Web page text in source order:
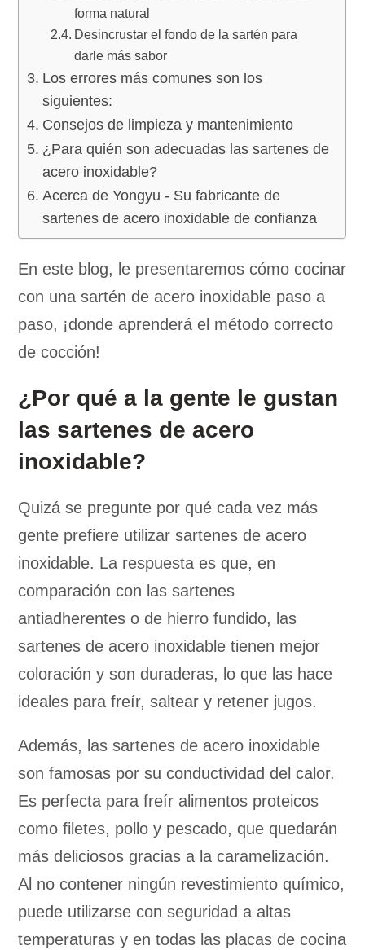
forma natural
Desincrustar el fondo de la sartén para
darle más sabor
Los errores más comunes son los
siguientes:
Consejos de limpieza y mantenimiento
¿Para quién son adecuadas las sartenes de
acero inoxidable?
Acerca de Yongyu - Su fabricante de
sartenes de acero inoxidable de confianza
En este blog, le presentaremos cómo cocinar
con una sartén de acero inoxidable paso a
paso, ¡donde aprenderá el método correcto
de cocción!
¿Por qué a la gente le gustan
las sartenes de acero
inoxidable?
Quizá se pregunte por qué cada vez más
gente prefiere utilizar sartenes de acero
inoxidable. La respuesta es que, en
comparación con las sartenes
antiadherentes o de hierro fundido, las
sartenes de acero inoxidable tienen mejor
coloración y son duraderas, lo que las hace
ideales para freír, saltear y retener jugos.
Además, las sartenes de acero inoxidable
son famosas por su conductividad del calor.
Es perfecta para freír alimentos proteicos
como filetes, pollo y pescado, que quedarán
más deliciosos gracias a la caramelización.
Al no contener ningún revestimiento químico,
puede utilizarse con seguridad a altas
temperaturas y en todas las placas de cocina